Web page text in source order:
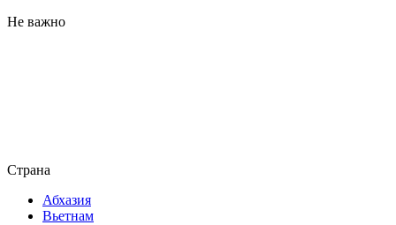
Не важно
Страна
Абхазия
Вьетнам